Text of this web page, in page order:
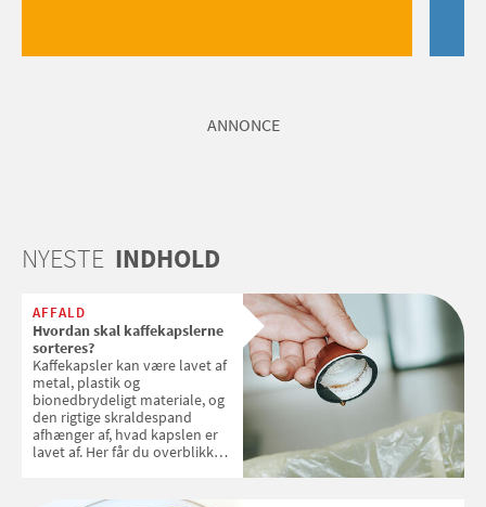
ANNONCE
NYESTE INDHOLD
AFFALD
Hvordan skal kaffekapslerne
sorteres?
Kaffekapsler kan være lavet af
metal, plastik og
bionedbrydeligt materiale, og
den rigtige skraldespand
afhænger af, hvad kapslen er
lavet af. Her får du overblikket